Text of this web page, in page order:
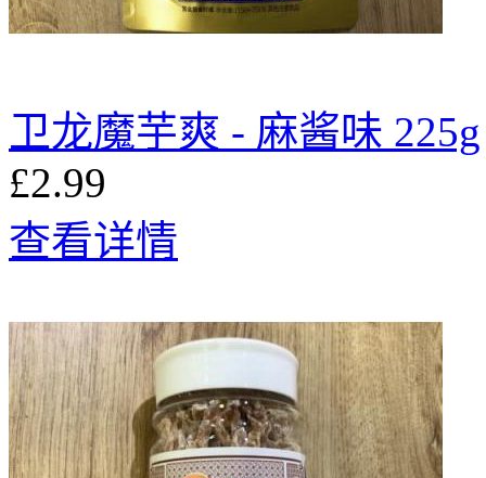
卫龙魔芋爽 - 麻酱味 225g
£2.99
查看详情